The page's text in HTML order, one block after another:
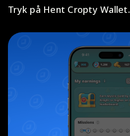
Tryk på Hent Cropty Wallet.